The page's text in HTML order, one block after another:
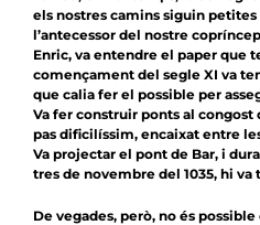
els nostres camins siguin petites
l’antecessor del nostre
Enric, va entendre el paper que
començament del segle XI va
que calia fer el possible per
Va fer construir ponts al congost
pas dificilíssim, encaixat entre
Va projectar el pont de Bar, i
tres de novembre del 1035, hi va
De vegades, però, no és